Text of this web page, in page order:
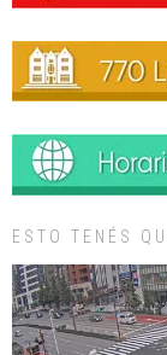
ESTO TENÉS